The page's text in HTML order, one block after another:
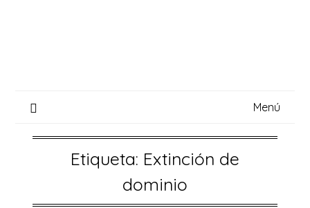
Menú
Etiqueta: Extinción de
dominio